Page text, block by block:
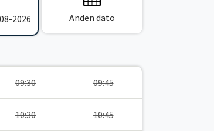
2026 Anden dato
09:30 09:45
10:30 10:45